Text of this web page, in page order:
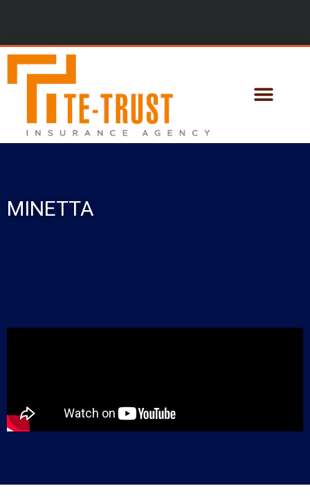
ΜΙΝΕΤΤΑ